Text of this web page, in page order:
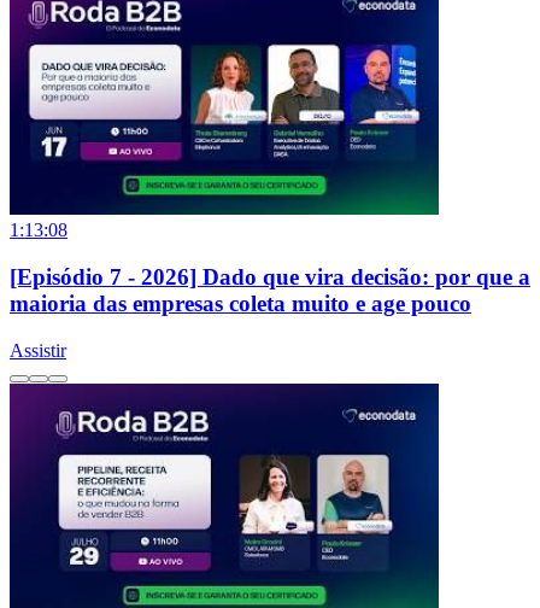
1:13:08
[Episódio 7 - 2026] Dado que vira decisão: por que a
maioria das empresas coleta muito e age pouco
Assistir